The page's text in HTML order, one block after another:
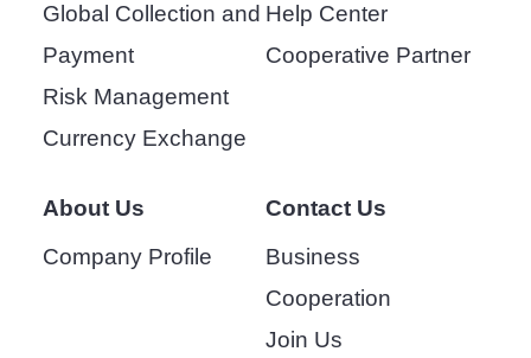
Global Collection and
Payment
Risk Management
Currency Exchange
Help Center
Cooperative Partner
About Us
Company Profile
Contact Us
Business
Cooperation
Join Us